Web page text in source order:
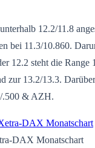
12.2/11.8
bei 11.3/10.860.
12.2 steht die Range
zur 13.2/13.3.
.500 & AZH.
DAX Monatschart